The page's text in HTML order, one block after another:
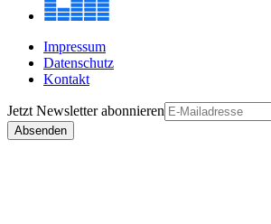
Impressum
Datenschutz
Kontakt
Jetzt Newsletterabonnieren
Absenden